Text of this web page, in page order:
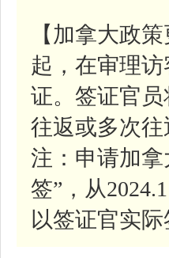
【加拿大政
起，在审理
证。签证官
往返或多次
注：申请加
签”，从
以签证官实际